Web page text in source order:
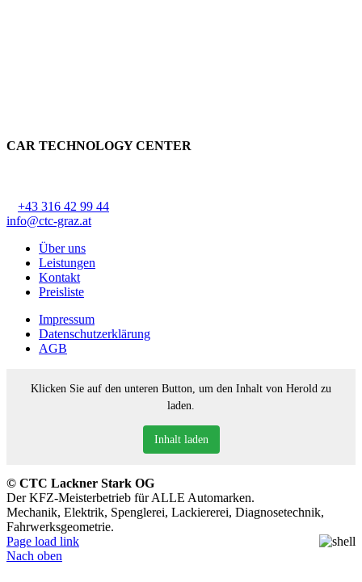
CAR TECHNOLOGY CENTER
+43 316 42 99 44
info@ctc-graz.at
Über uns
Leistungen
Kontakt
Preisliste
Impressum
Datenschutzerklärung
AGB
Klicken Sie auf den unteren Button, um den Inhalt von Herold zu
laden.
Inhalt laden
© CTC Lackner Stark OG
Der KFZ-Meisterbetrieb für ALLE Automarken.
Mechanik, Elektrik, Spenglerei, Lackiererei, Diagnosetechnik,
Fahrwerksgeometrie.
Page load link
Nach oben